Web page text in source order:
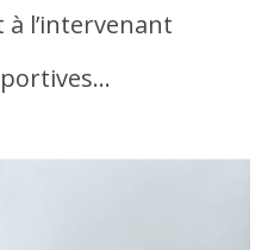
l’intervenant